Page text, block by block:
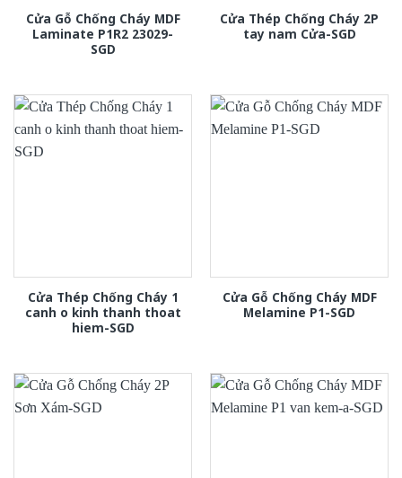
Cửa Gỗ Chống Cháy MDF
Laminate P1R2 23029-
SGD
Cửa Thép Chống Cháy 2P
tay nam Cửa-SGD
Cửa Thép Chống Cháy 1
canh o kinh thanh thoat
hiem-SGD
Cửa Gỗ Chống Cháy MDF
Melamine P1-SGD